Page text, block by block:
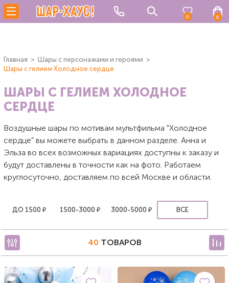
0 0
Главная
Шары с персонажами и героями
Шары с гелием Холодное сердце
ШАРЫ С ГЕЛИЕМ ХОЛОДНОЕ
СЕРДЦЕ
Воздушные шары по мотивам мультфильма "Холодное
сердце" вы можете выбрать в данном разделе. Анна и
Эльза во всех возможных вариациях доступны к заказу и
будут доставлены в точности как на фото. Работаем
круглосуточно, доставляем по всей Москве и области.
ДО 1500 ₽ 1500-3000 ₽ 3000-5000 ₽ ВСЕ
40 ТОВАРОВ